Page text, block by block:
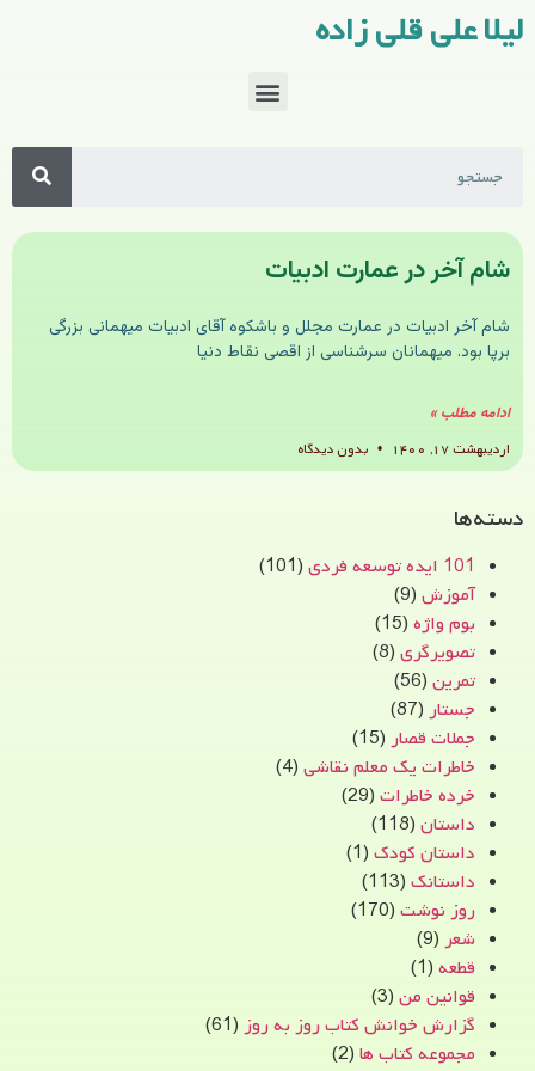
لیلا علی قلی زاده
شام آخر در عمارت ادبیات
شام آخر ادبیات در عمارت مجلل و باشکوه آقای ادبیات میهمانی بزرگی
برپا بود. میهمانان سرشناسی از اقصی نقاط دنیا
ادامه مطلب »
اردیبهشت ۱۷, ۱۴۰۰
بدون دیدگاه
دسته‌ها
101 ایده توسعه فردی
(101)
آموزش (9)
بوم واژه (15)
تصویرگری (8)
تمرین (56)
جستار (87)
جملات قصار (15)
خاطرات یک معلم نقاشی (4)
خرده خاطرات (29)
داستان (118)
داستان کودک (1)
داستانک (113)
روز نوشت (170)
شعر (9)
قطعه (1)
قوانین من (3)
گزارش خوانش کتاب روز به روز (61)
مجموعه کتاب ها (2)